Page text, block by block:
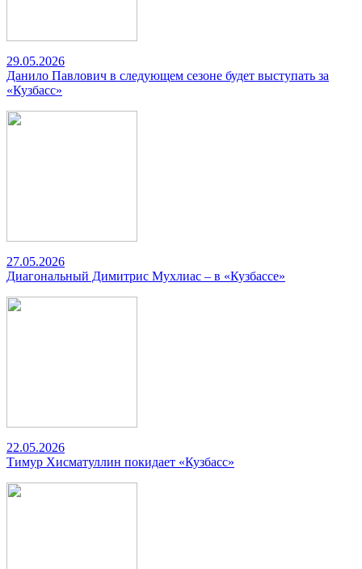
29.05.2026
Данило Павлович в следующем сезоне будет выступать за
«Кузбасс»
27.05.2026
Диагональный Димитрис Мухлиас – в «Кузбассе»
22.05.2026
Тимур Хисматуллин покидает «Кузбасс»